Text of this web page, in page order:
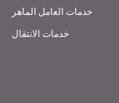
خدمات العامل الماهر
خدمات الانتقال